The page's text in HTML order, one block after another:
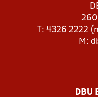
T: 4326 2222
M:
DBU